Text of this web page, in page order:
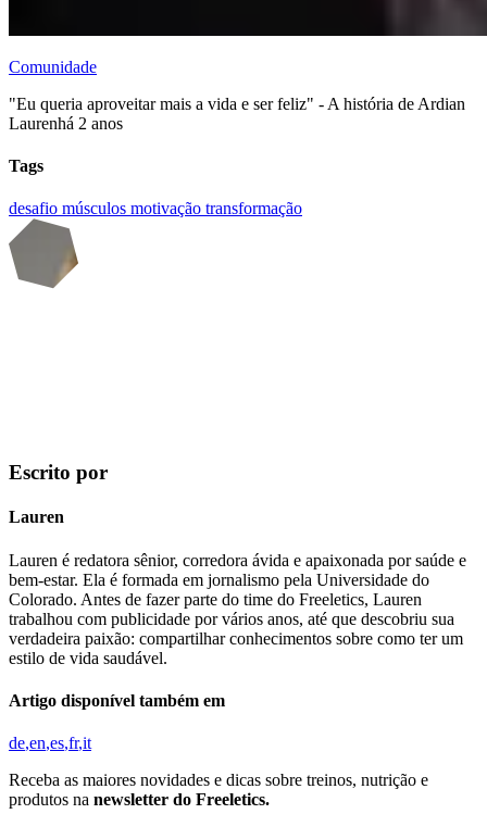
Comunidade
"Eu queria aproveitar mais a vida e ser feliz" - A história de Ardian
Laurenhá 2 anos
Tags
desafio músculos motivação transformação
Escrito por
Lauren
Lauren é redatora sênior, corredora ávida e apaixonada por saúde e
bem-estar. Ela é formada em jornalismo pela Universidade do
Colorado. Antes de fazer parte do time do Freeletics, Lauren
trabalhou com publicidade por vários anos, até que descobriu sua
verdadeira paixão: compartilhar conhecimentos sobre como ter um
estilo de vida saudável.
Artigo disponível também em
de en es fr it
Receba as maiores novidades e dicas sobre treinos, nutrição e
produtos na newsletter do Freeletics.